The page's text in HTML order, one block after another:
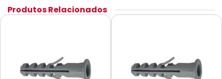
Produtos Relacionados